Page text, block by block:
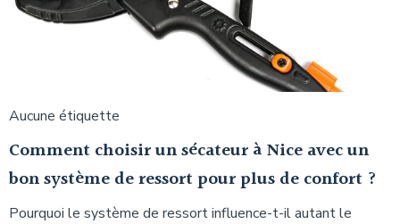
Aucune étiquette
Comment choisir un sécateur à Nice avec un
bon système de ressort pour plus de confort ?
Pourquoi le système de ressort influence-t-il autant le